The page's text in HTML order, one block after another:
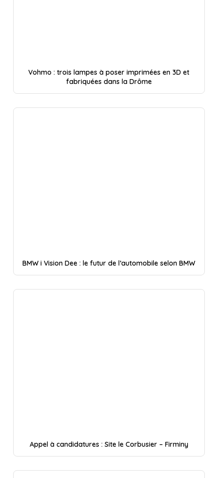
Vohmo : trois lampes à poser imprimées en 3D et
fabriquées dans la Drôme
BMW i Vision Dee : le futur de l’automobile selon BMW
Appel à candidatures : Site le Corbusier – Firminy